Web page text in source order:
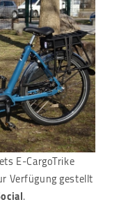
E-CargoTrike
Verfügung gestellt
.